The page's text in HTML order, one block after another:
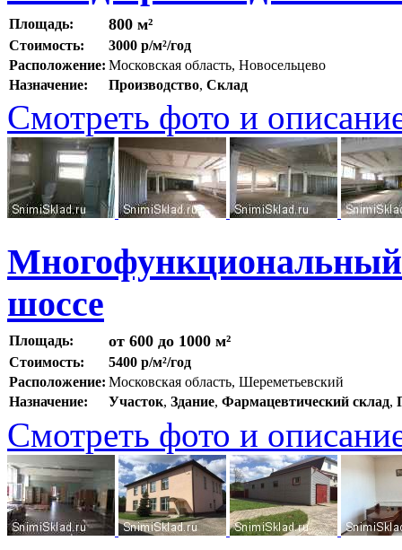
Площадь: 800 м²
Стоимость:
3000 р/м²/год
Расположение: Московская область, Новосельцево
Назначение:
Производство, Склад
Смотреть фото и
шоссе
Площадь: от 600 до 1000 м²
Стоимость:
5400 р/м²/год
Расположение: Московская область, Шереметьевский
Назначение:
Участок, Здание, Фармацевтический склад,
Смотреть фото и